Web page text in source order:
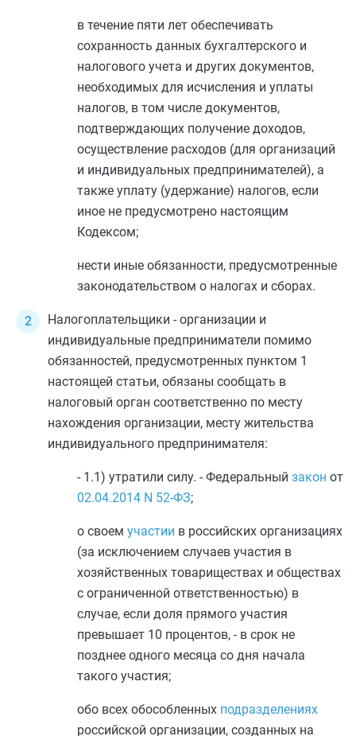
в течение пяти лет обеспечивать
сохранность данных бухгалтерского и
налогового учета и других документов,
необходимых для исчисления и уплаты
налогов, в том числе документов,
подтверждающих получение доходов,
осуществление расходов (для организаций
и индивидуальных предпринимателей), а
также уплату (удержание) налогов, если
иное не предусмотрено настоящим
Кодексом;
нести иные обязанности, предусмотренные
законодательством о налогах и сборах.
Налогоплательщики - организации и
индивидуальные предприниматели помимо
обязанностей, предусмотренных пунктом 1
настоящей статьи, обязаны сообщать в
налоговый орган соответственно по месту
нахождения организации, месту жительства
индивидуального предпринимателя:
- 1.1) утратили силу. - Федеральный закон от
02.04.2014 N 52-ФЗ;
о своем участии в российских организациях
(за исключением случаев участия в
хозяйственных товариществах и обществах
с ограниченной ответственностью) в
случае, если доля прямого участия
превышает 10 процентов, - в срок не
позднее одного месяца со дня начала
такого участия;
обо всех обособленных подразделениях
российской организации, созданных на